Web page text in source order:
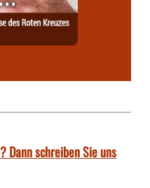
Dann schreiben Sie uns